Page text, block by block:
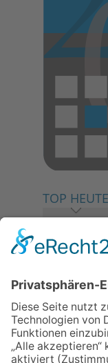
TOP HEUTE
06.08.2026
06.08.2026